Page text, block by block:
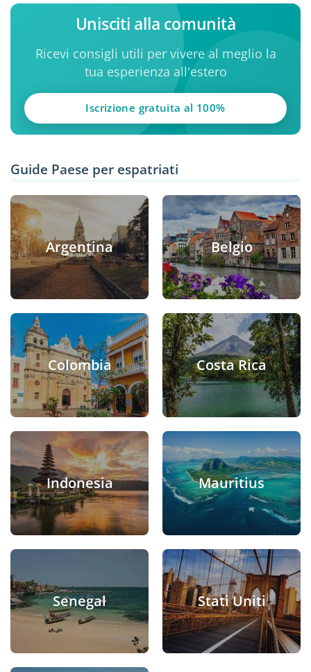
Unisciti alla comunità
Ricevi consigli utili per vivere al meglio la
tua esperienza all'estero
Iscrizione gratuita al 100%
Guide Paese per espatriati
Argentina Belgio
Colombia Costa Rica
Indonesia Mauritius
Senegal Stati Uniti